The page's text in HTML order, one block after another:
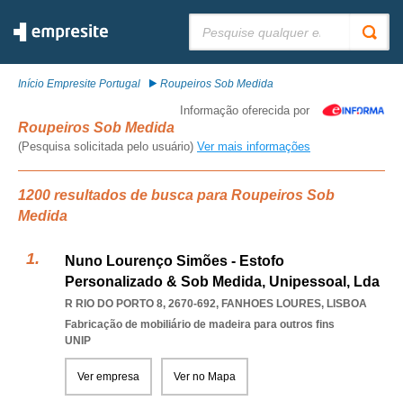
Início Empresite Portugal Roupeiros Sob Medida
Informação oferecida por
Roupeiros Sob Medida
(Pesquisa solicitada pelo usuário) Ver mais informações
1200 resultados de busca para Roupeiros Sob
Medida
Nuno Lourenço Simões - Estofo
Personalizado & Sob Medida, Unipessoal, Lda
R RIO DO PORTO 8, 2670-692, FANHOES LOURES, LISBOA
Fabricação de mobiliário de madeira para outros fins
UNIP
Ver empresa Ver no Mapa